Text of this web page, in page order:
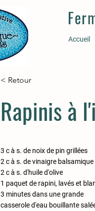
Accueil
< Retour
Rapinis à
3 c à s. de noix de pin grillées
2 c à s. de vinaigre balsamique
2 c à s. d'huile d'olive
1 paquet de rapini, lavés et
3 minutes dans une grande
casserole d'eau bouillante